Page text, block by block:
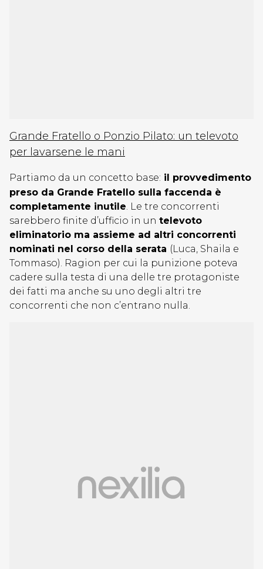
Grande Fratello o Ponzio Pilato: un televoto
per lavarsene le mani
Partiamo da un concetto base: il provvedimento
preso da Grande Fratello sulla faccenda è
completamente inutile. Le tre concorrenti
sarebbero finite d’ufficio in un televoto
eliminatorio ma assieme ad altri concorrenti
nominati nel corso della serata (Luca, Shaila e
Tommaso). Ragion per cui la punizione poteva
cadere sulla testa di una delle tre protagoniste
dei fatti ma anche su uno degli altri tre
concorrenti che non c’entrano nulla.